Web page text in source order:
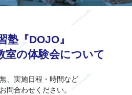
塾『DOJO』
室の体験会について
、実施日程・時間など
問合わせください。